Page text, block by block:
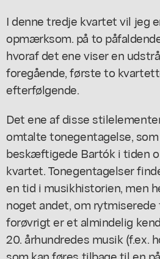
I denne tredje kvartet vil jeg
opmærksom. på to
hvoraf det ene viser en
foregående, første to
efterfølgende.
Det ene af disse
omtalte tonegentagelse, som
beskæftigede Bartók i tiden
kvartet. Tonegentagelser
en tid i musikhistorien, men
noget andet, om
forøvrigt er et almindelig
20. århundredes musik (f.ex.
som kan føres tilbage til en